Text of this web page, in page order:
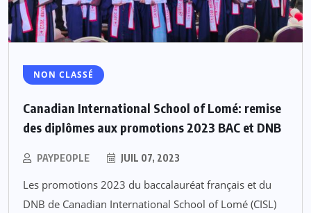
NON CLASSÉ
Canadian International School of Lomé: remise
des diplômes aux promotions 2023 BAC et DNB
PAYPEOPLE JUIL 07, 2023
Les promotions 2023 du baccalauréat français et du
DNB de Canadian International School of Lomé (CISL)